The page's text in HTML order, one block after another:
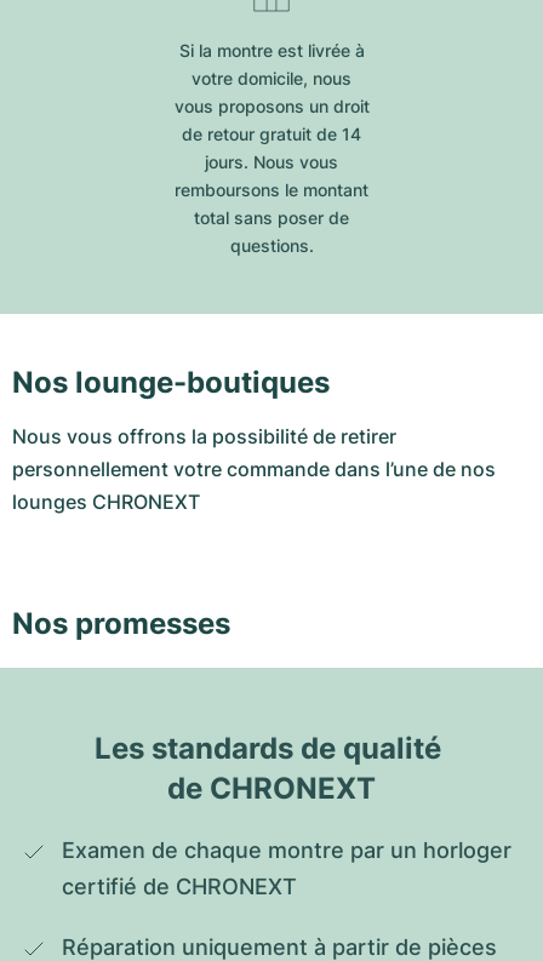
Si la montre est livrée à
votre domicile, nous
vous proposons un droit
de retour gratuit de 14
jours. Nous vous
remboursons le montant
total sans poser de
questions.
Nos lounge-boutiques
Nous vous offrons la possibilité de retirer
personnellement votre commande dans l’une de nos
lounges CHRONEXT
Nos promesses
Les standards de qualité
de CHRONEXT
Examen de chaque montre par un horloger
certifié de CHRONEXT
Réparation uniquement à partir de pièces